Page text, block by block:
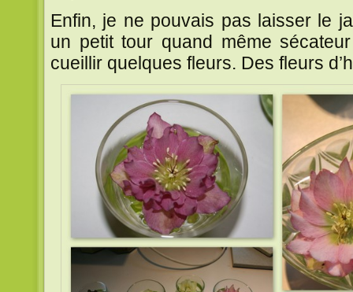
Enfin, je ne pouvais pas laisser le
un petit tour quand même
cueillir quelques fleurs. Des fleurs